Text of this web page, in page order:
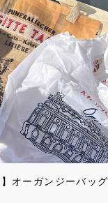
オーガンジーバッグ